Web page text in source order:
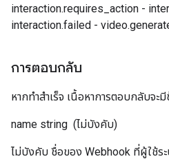
interaction.requires_action -
interaction.failed -
การตอบกลับ
หากทำสำเร็จ เนื้อหาการตอบกลับจ
name string (ไม่บังคับ)
ไม่บังคับ ชื่อของ Webhook ที่ผู้ใช้ร